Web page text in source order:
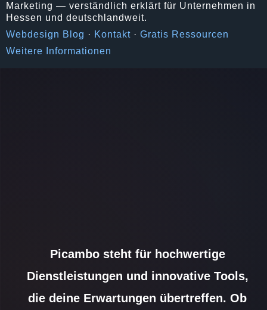
Marketing — verständlich erklärt für Unternehmen in
Hessen und deutschlandweit.
Webdesign Blog · Kontakt · Gratis Ressourcen
Weitere Informationen
Picambo steht für hochwertige
Dienstleistungen und innovative Tools,
die deine Erwartungen übertreffen. Ob